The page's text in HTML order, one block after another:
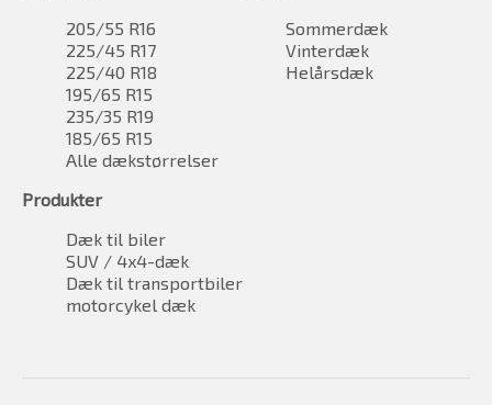
205/55 R16
225/45 R17
225/40 R18
195/65 R15
235/35 R19
185/65 R15
Alle dækstørrelser
Sommerdæk
Vinterdæk
Helårsdæk
Produkter
Dæk til biler
SUV / 4x4-dæk
Dæk til transportbiler
motorcykel dæk